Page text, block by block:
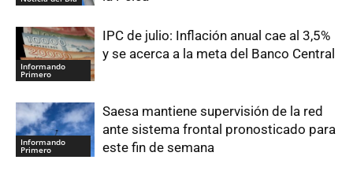
Informando
Primero
IPC de julio: Inflación anual cae al 3,5%
y se acerca a la meta del Banco Central
Informando
Primero
Saesa mantiene supervisión de la red
ante sistema frontal pronosticado para
este fin de semana